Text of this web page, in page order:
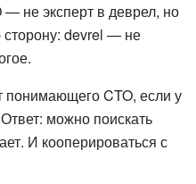
не эксперт в деврел, но
devrel — не
понимающего CTO, если у
можно поискать
И кооперироваться с